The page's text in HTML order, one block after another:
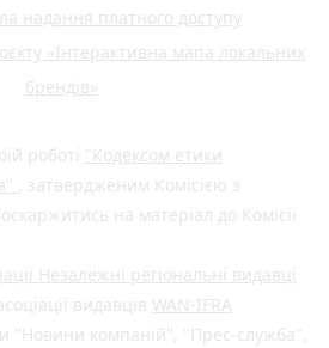
надання платного доступу
«Інтерактивна мапа локальних
брендів»
роботі "Кодексом етики
, затвердженим Комісією з
на матеріал до Комісії
Незалежні регіональні видавці
видавців WAN-IFRA
"Новини компаній", "Прес-служба",